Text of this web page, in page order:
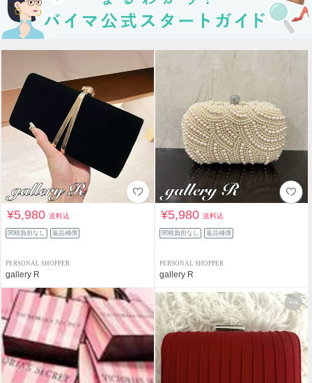
¥5,980送料込
関税負担なし 返品補償
PERSONAL SHOPPER
gallery R
¥5,980送料込
関税負担なし 返品補償
PERSONAL SHOPPER
gallery R